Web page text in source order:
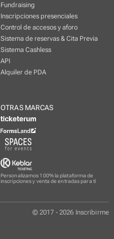
Fundraising
Inscripciones presenciales
Control de accesos y aforo
Sistema de reservas & Cita Previa
Sistema Cashless
API
Alquiler de PDA
OTRAS MARCAS
Personalizamos 100% la plataforma de
inscripciones y venta de entradas para tí
© 2017 - 2026 Inscribirme